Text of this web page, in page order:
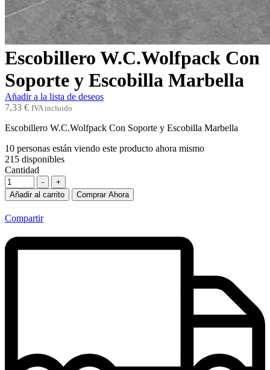
Escobillero W.C.Wolfpack Con
Soporte y Escobilla Marbella
Añadir a la lista de deseos
7,33 € IVA incluido
Escobillero W.C.Wolfpack Con Soporte y Escobilla Marbella
10 personas están viendo este producto ahora mismo
215 disponibles
Cantidad
-
+
Añadir al carrito
Comprar Ahora
Compartir